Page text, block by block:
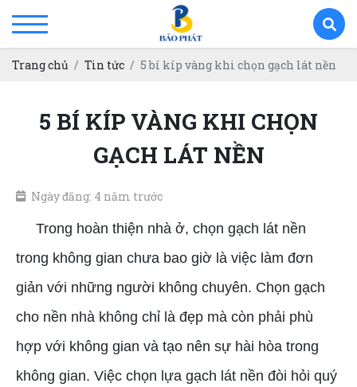
Trang chủ Tin tức 5 bí kíp vàng khi chọn gạch lát nền
5 BÍ KÍP VÀNG KHI CHỌN
GẠCH LÁT NỀN
Ngày đăng: 4 năm trước
Trong hoàn thiện nhà ở, chọn gạch lát nền
trong không gian chưa bao giờ là việc làm đơn
giản với những người không chuyên. Chọn gạch
cho nền nhà không chỉ là đẹp mà còn phải phù
hợp với không gian và tạo nên sự hài hòa trong
không gian. Việc chọn lựa gạch lát nền đòi hỏi quý